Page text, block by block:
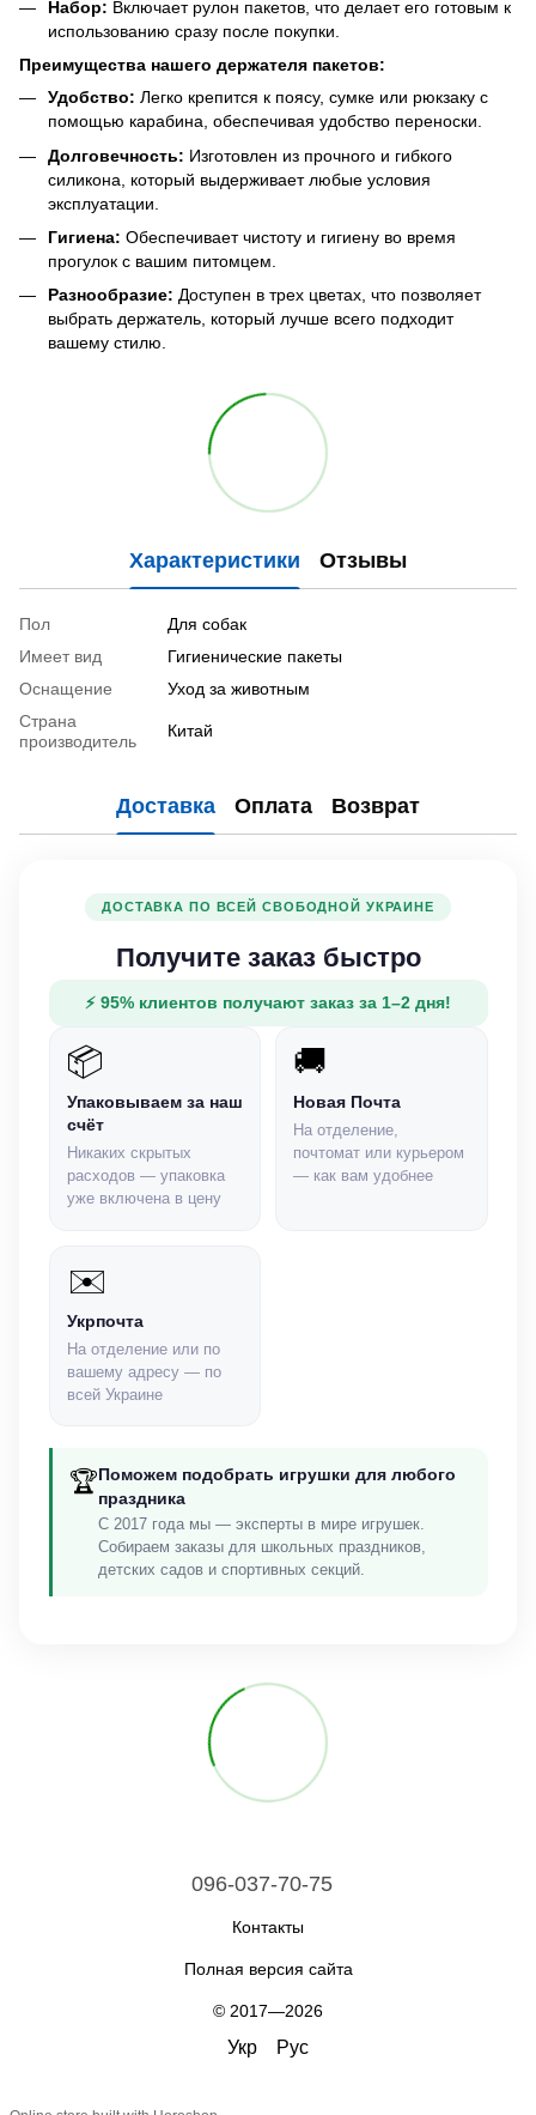
Набор: Включает рулон пакетов, что делает его готовым к
использованию сразу после покупки.
Преимущества нашего держателя пакетов:
Удобство: Легко крепится к поясу, сумке или рюкзаку с
помощью карабина, обеспечивая удобство переноски.
Долговечность: Изготовлен из прочного и гибкого
силикона, который выдерживает любые условия
эксплуатации.
Гигиена: Обеспечивает чистоту и гигиену во время
прогулок с вашим питомцем.
Разнообразие: Доступен в трех цветах, что позволяет
выбрать держатель, который лучше всего подходит
вашему стилю.
Характеристики Отзывы
Пол
Для собак
Имеет вид
Гигиенические пакеты
Оснащение
Уход за животным
Страна
производитель
Китай
Доставка Оплата Возврат
ДОСТАВКА ПО ВСЕЙ СВОБОДНОЙ УКРАИНЕ
Получите заказ быстро
⚡ 95% клиентов получают заказ за 1–2 дня!
📦
Упаковываем за наш
счёт
Никаких скрытых
расходов — упаковка
уже включена в цену
🚚
Новая Почта
На отделение,
почтомат или курьером
— как вам удобнее
✉️
Укрпочта
На отделение или по
вашему адресу — по
всей Украине
🏆Поможем подобрать игрушки для любого
праздника
С 2017 года мы — эксперты в мире игрушек.
Собираем заказы для школьных праздников,
детских садов и спортивных секций.
096-037-70-75
Контакты
Полная версия сайта
© 2017—2026
Укр Рус